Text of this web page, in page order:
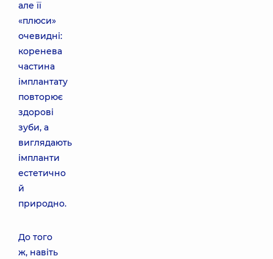
але її
«плюси»
очевидні:
коренева
частина
імплантату
повторює
здорові
зуби, а
виглядають
імпланти
естетично
й
природно.
До того
ж, навіть